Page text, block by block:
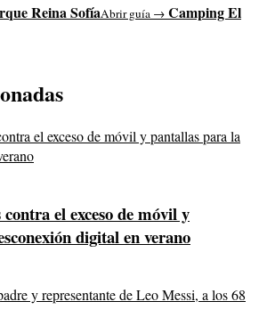
Reina SofíaAbrir guía → Camping El
el exceso de móvil y
digital en verano